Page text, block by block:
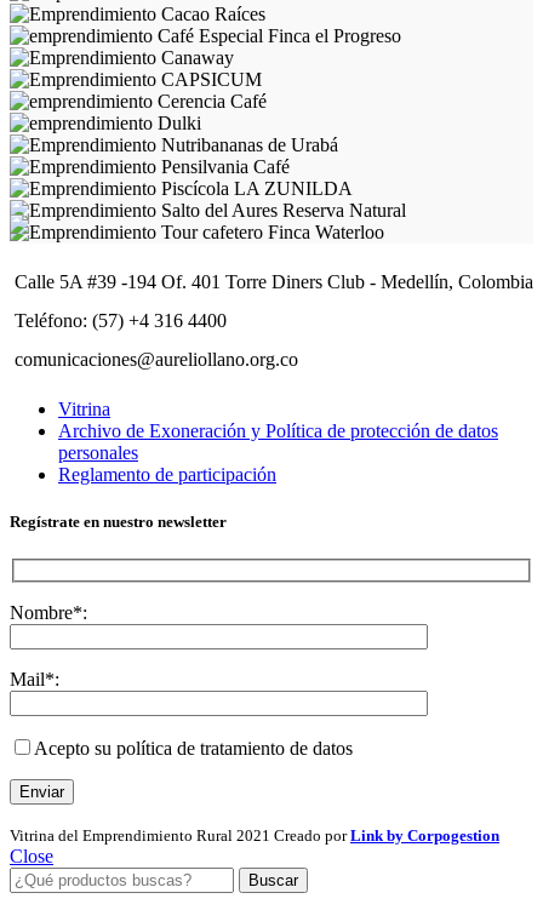
Calle 5A #39 -194 Of. 401 Torre Diners Club - Medellín, Colombia
Teléfono: (57) +4 316 4400
comunicaciones@aureliollano.org.co
Vitrina
Archivo de Exoneración y Política de protección de datos
personales
Reglamento de participación
Regístrate en nuestro newsletter
Nombre*:
Mail*:
Acepto su política de tratamiento de datos
Vitrina del Emprendimiento Rural 2021 Creado porLink by Corpogestion
Close
Buscar